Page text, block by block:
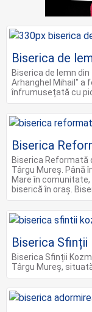
Biserica de
Biserica de lemn
Arhanghel Mihail" a
înfrumusețată cu
Biserica
Biserica Reformată
Târgu Mureș. Până
Mare în
biserică în oraș.
Biserica Sfinții
Biserica Sfinții
Târgu Mureș,